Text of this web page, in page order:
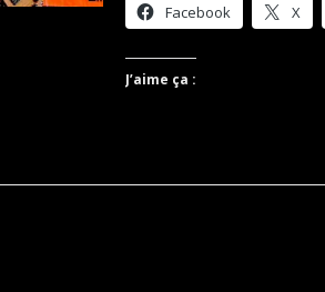
Facebook X
J’aime ça :